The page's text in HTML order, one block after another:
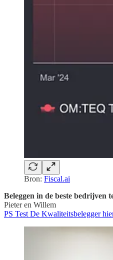
Bron: Fiscal.ai
Beleggen in de beste bedrijven
Pieter en Willem
PS Test De Kwaliteitsbelegger